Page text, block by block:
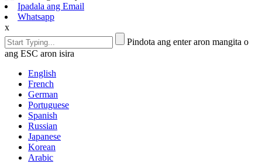
Ipadala ang Email
Whatsapp
x
Pindota ang enter aron mangita o
ang ESC aron isira
English
French
German
Portuguese
Spanish
Russian
Japanese
Korean
Arabic